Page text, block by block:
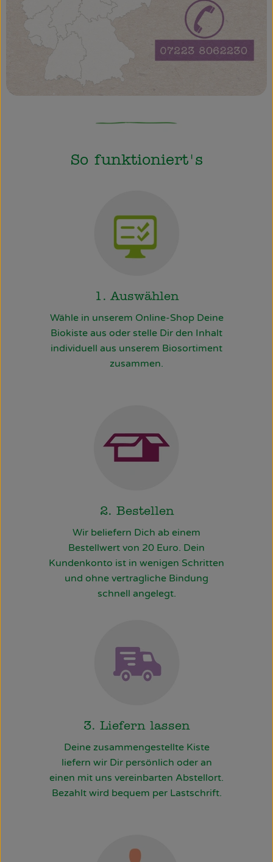
So funktioniert's
1. Auswählen
Wähle in unserem Online-Shop Deine
Biokiste aus oder stelle Dir den Inhalt
individuell aus unserem Biosortiment
zusammen.
2. Bestellen
Wir beliefern Dich ab einem
Bestellwert von 20 Euro. Dein
Kundenkonto ist in wenigen Schritten
und ohne vertragliche Bindung
schnell angelegt.
3. Liefern lassen
Deine zusammengestellte Kiste
liefern wir Dir persönlich oder an
einen mit uns vereinbarten Abstellort.
Bezahlt wird bequem per Lastschrift.